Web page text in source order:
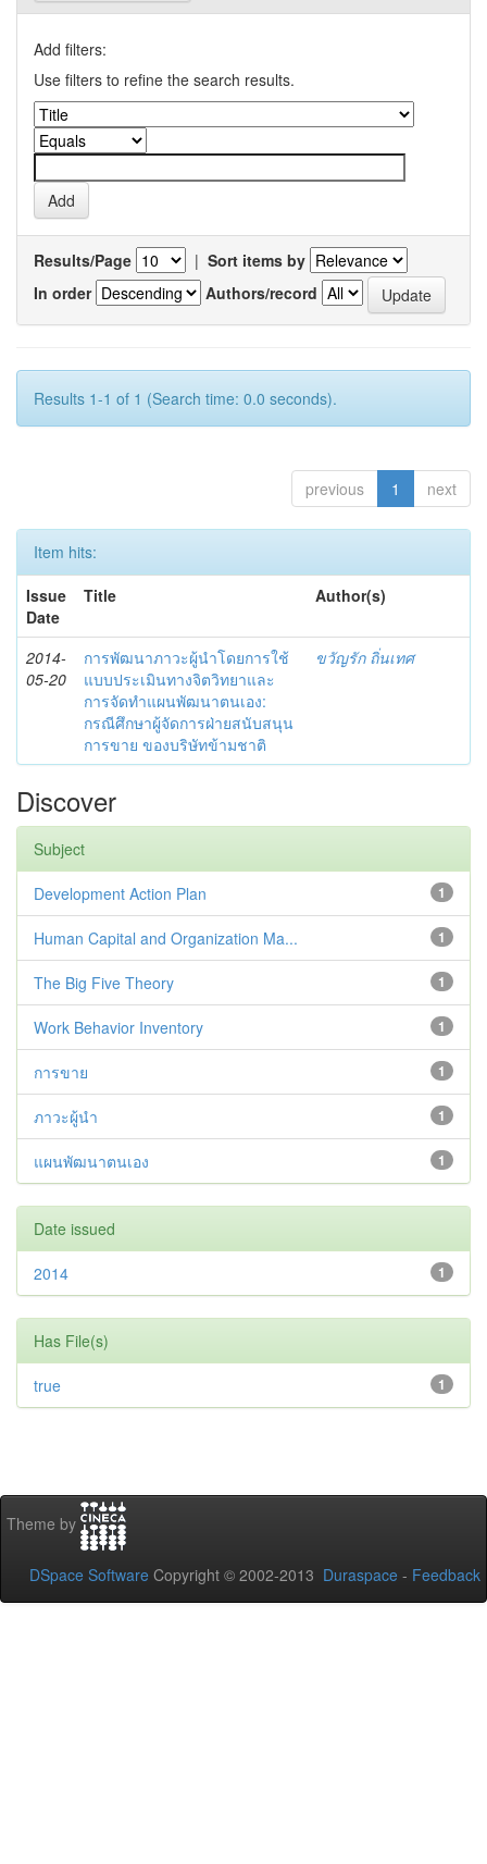
Add filters:
Use filters to refine the search results.
Results/Page | Sort items by
In order
Authors/record
Results 1-1 of 1 (Search time: 0.0 seconds).
previous 1 next
Item hits:
Issue
Date
Title Author(s)
2014-
05-20
การพัฒนาภาวะผู้นำโดยการใช้
แบบประเมินทางจิตวิทยาและ
การจัดทำแผนพัฒนาตนเอง:
กรณีศึกษาผู้จัดการฝ่ายสนับสนุน
การขาย ของบริษัทข้ามชาติ
ขวัญรัก ถิ่นเทศ
Discover
Subject
1
Development Action Plan
1
Human Capital and Organization Ma...
1
The Big Five Theory
1
Work Behavior Inventory
1
การขาย
1
ภาวะผู้นำ
1
แผนพัฒนาตนเอง
Date issued
1
2014
Has File(s)
1
true
Theme by
DSpace Software Copyright © 2002-2013 Duraspace - Feedback